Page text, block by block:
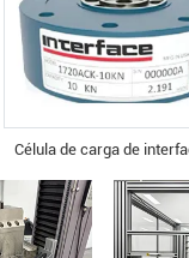
Célula de carga de